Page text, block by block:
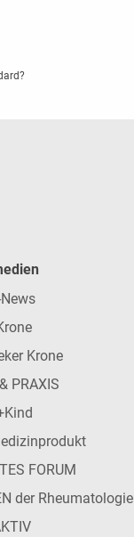
Krone
PRAXIS
FORUM
der Rheumatologie